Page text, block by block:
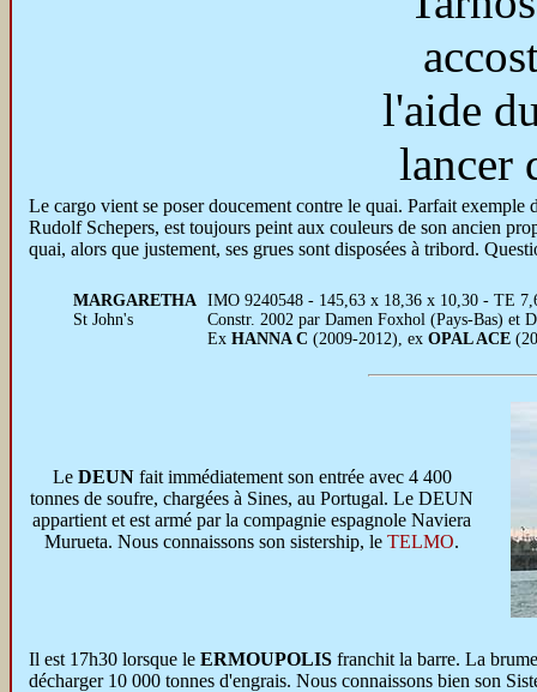
l'aide
lancer
Le cargo vient se poser doucement contre le quai. Parfait
Rudolf Schepers, est toujours peint aux couleurs de son ancien
quai, alors que justement, ses grues sont disposées à tribord.
MARGARETHA
St John's
IMO 9240548 - 145,63 x 18,36 x 10,30 - TE
Constr. 2002 par Damen Foxhol (Pays-Bas) et
Ex HANNA C (2009-2012), ex OPAL ACE
Le DEUN fait immédiatement son entrée avec 4 400
tonnes de soufre, chargées à Sines, au Portugal. Le DEUN
appartient et est armé par la compagnie espagnole Naviera
Murueta. Nous connaissons son sistership, le TELMO.
Il est 17h30 lorsque le ERMOUPOLIS franchit la barre. La
décharger 10 000 tonnes d'engrais. Nous connaissons bien son